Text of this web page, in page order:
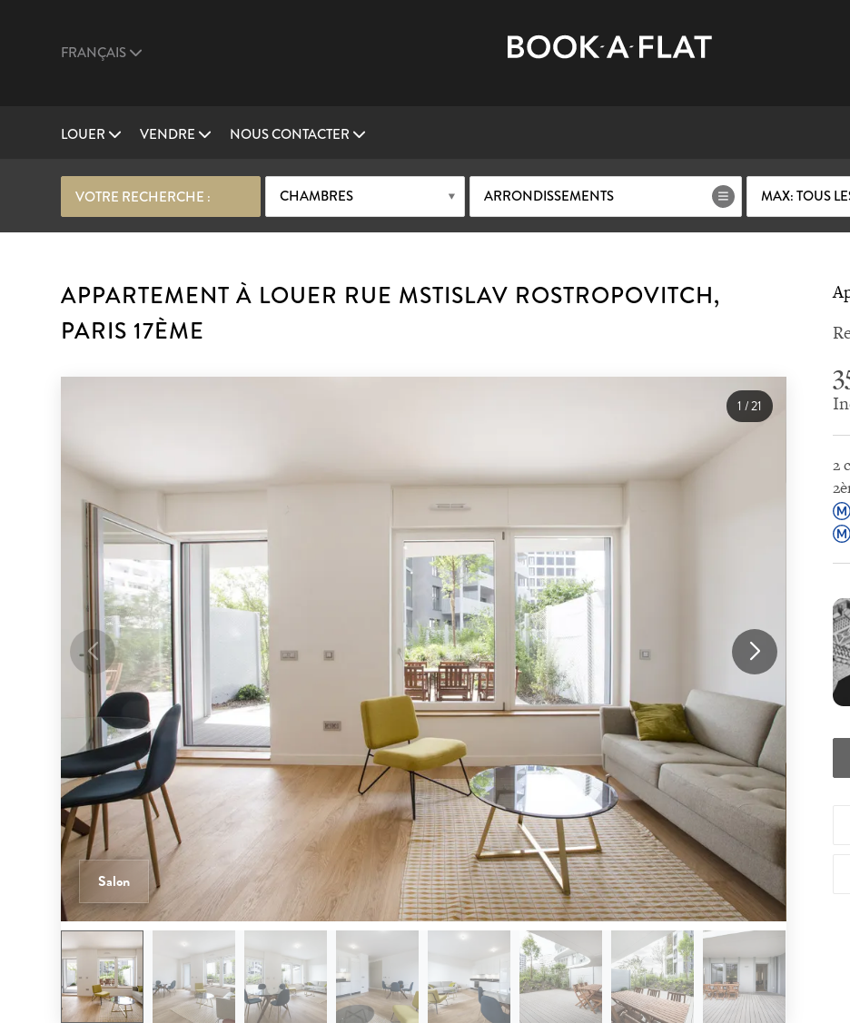
FRANÇAIS
LOUER VENDRE NOUS CONTACTER
VOTRE RECHERCHE : CHAMBRES ARRONDISSEMENTS MAX: TOUS
APPARTEMENT À LOUER RUE MSTISLAV ROSTROPOVITCH,
PARIS 17ÈME
Salon
1 /21
2